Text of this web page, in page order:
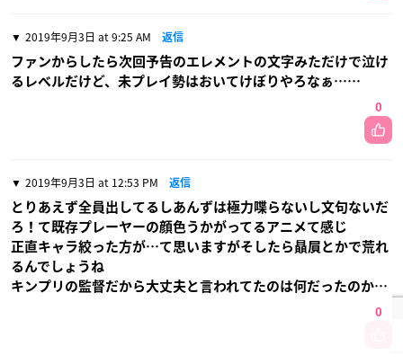
2019年9月3日 at 9:25 AM 返信
ファンからしたら次回予告のエレメントの文字みただけで泣け
るレベルだけど、未プレイ勢はおいてけぼりやろなぁ……
0
2019年9月3日 at 12:53 PM 返信
とりあえず全員出してるしあんずは極力喋らないし文句ないだ
ろ！て既存プレーヤーの顔色うかがってるアニメて感じ
正直キャラ絞った方が…て思いますがそしたら贔屓とかで荒れ
るんでしょうね
キンプリの監督だから大丈夫と言われてたのは何だったのか…
0